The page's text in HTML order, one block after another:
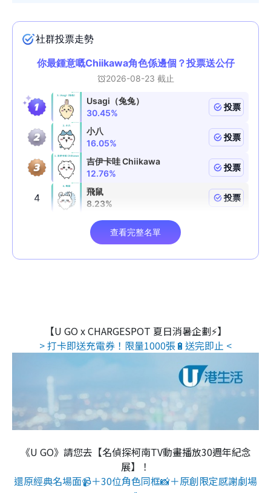
【U GO x CHARGESPOT 夏日消暑企劃⚡】
> 打卡即送充電券！限量1000張🔋送完即止 <
《U GO》請您去【名偵探柯南TV動畫播放30週年紀念
展】！
還原經典名場面📹＋30位角色同框📸＋原創限定感謝劇場